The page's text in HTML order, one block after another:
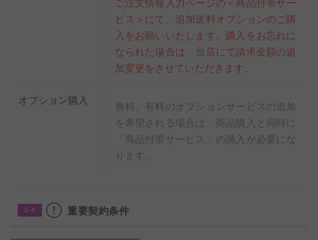
ご注文情報入力ページの＜商品付帯サー
ビス＞にて、追加送料オプションのご購
入をお願いいたします。購入をお忘れに
なられた場合は、当店にて請求金額の追
加変更をさせていただきます。
オプション購入
無料、有料のオプションサービスの追加
を希望される場合は、商品購入と同時に
「商品付帯サービス」の購入が必要にな
ります。
2-4 重要契約条件